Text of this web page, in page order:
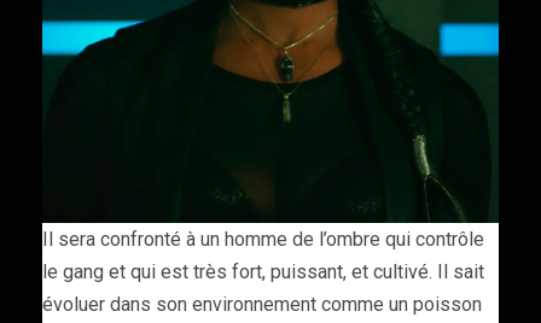
Il sera confronté à un homme de l’ombre qui contrôle
le gang et qui est très fort, puissant, et cultivé. Il sait
évoluer dans son environnement comme un poisson